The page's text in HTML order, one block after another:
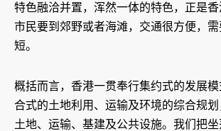
特色融洽并置，浑然一体的特色，正是
市民要到郊野或者海滩，交通很方便，
短。
概括而言，香港一贯奉行集约式的发展
合式的土地利用、运输及环境的综合规
土地、运输、基建及公共设施。我们把